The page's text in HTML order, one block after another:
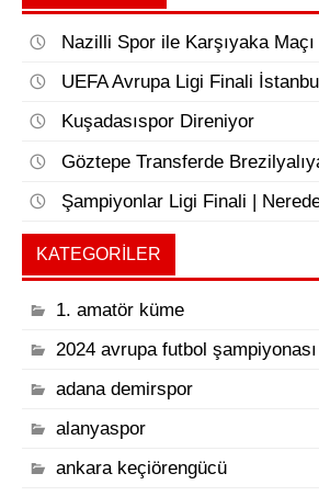
Nazilli Spor ile Karşıyaka
UEFA Avrupa Ligi Finali
Kuşadasıspor Direniyor
Göztepe Transferde
Şampiyonlar Ligi Finali |
KATEGORILER
1. amatör küme
2024 avrupa futbol şampiyonası
adana demirspor
alanyaspor
ankara keçiörengücü